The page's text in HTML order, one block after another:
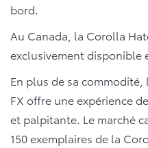
bord.
Au Canada, la Corolla
exclusivement disponible
En plus de sa
FX offre une expérience
et palpitante. Le marché
150 exemplaires de la